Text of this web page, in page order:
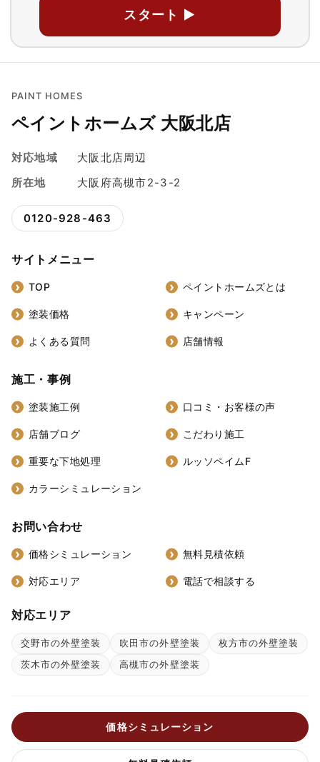
スタート ▶
PAINT HOMES
ペイントホームズ 大阪北店
対応地域
大阪北店周辺
所在地
大阪府高槻市2-3-2
0120-928-463
サイトメニュー
TOP ペイントホームズとは
塗装価格 キャンペーン
よくある質問 店舗情報
施工・事例
塗装施工例 口コミ・お客様の声
店舗ブログ こだわり施工
重要な下地処理 ルッソペイムF
カラーシミュレーション
お問い合わせ
価格シミュレーション 無料見積依頼
対応エリア 電話で相談する
対応エリア
交野市の外壁塗装 吹田市の外壁塗装
枚方市の外壁塗装
茨木市の外壁塗装
高槻市の外壁塗装
価格シミュレーション